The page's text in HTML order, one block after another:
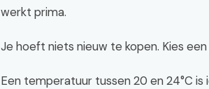
werkt prima.
Je hoeft niets nieuw te kopen. Kies
Een temperatuur tussen 20 en 24°C is